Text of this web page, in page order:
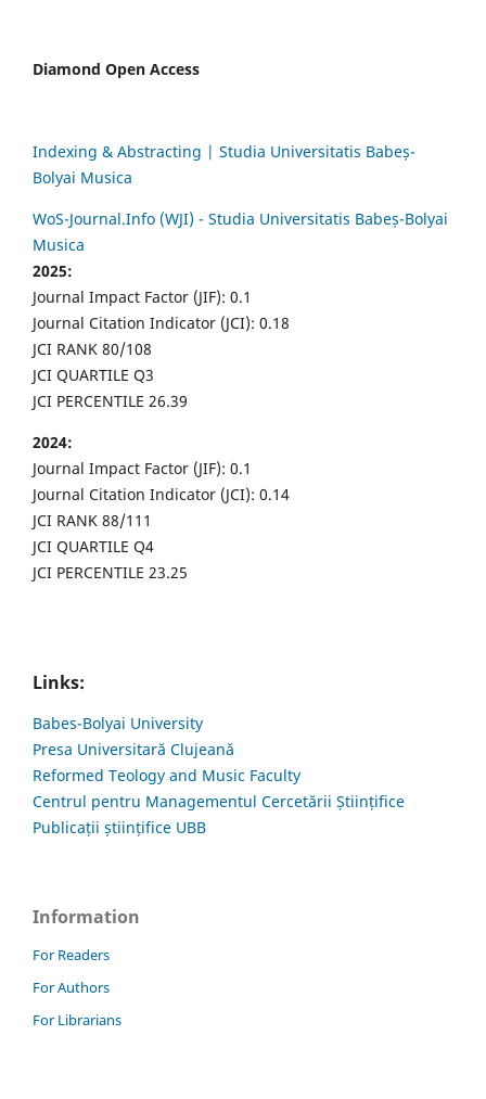
Diamond Open Access
Indexing & Abstracting | Studia Universitatis Babeș-
Bolyai Musica
WoS-Journal.Info (WJI) - Studia Universitatis Babeș-Bolyai
Musica
2025:
Journal Impact Factor (JIF): 0.1
Journal Citation Indicator (JCI): 0.18
JCI RANK 80/108
JCI QUARTILE Q3
JCI PERCENTILE 26.39
2024:
Journal Impact Factor (JIF): 0.1
Journal Citation Indicator (JCI): 0.14
JCI RANK 88/111
JCI QUARTILE Q4
JCI PERCENTILE 23.25
Links:
Babes-Bolyai University
Presa Universitară Clujeană
Reformed Teology and Music Faculty
Centrul pentru Managementul Cercetării Științifice
Publicații științifice UBB
Information
For Readers
For Authors
For Librarians